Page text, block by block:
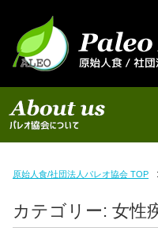
初めての方へ
原始人食/社団法人パレオ協会 TOP
カテゴリー: 女性